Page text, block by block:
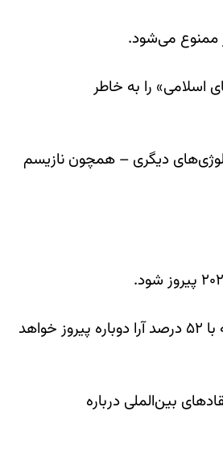
ممنوع می‌شود.
را به خاطر
دیگری – همچون نازیسم
نظرسنجی موسسه «هریس اینتراکتیو» نشان داد که لوپن با فاصله اندکی پس از مکرون، می‌تواند ۴۸ درصد آرا را به دست آورد، و رهبر فعلی فرانسه با ۵۲ درصد آرا دوباره پیروز خواهد
بین‌الملی درباره